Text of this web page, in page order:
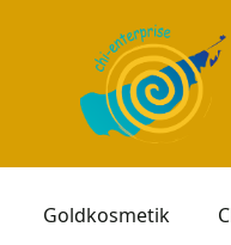
Goldkosmetik